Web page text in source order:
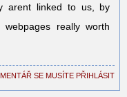
arent linked to us, by
really worth
SE MUSÍTE PŘIHLÁSIT